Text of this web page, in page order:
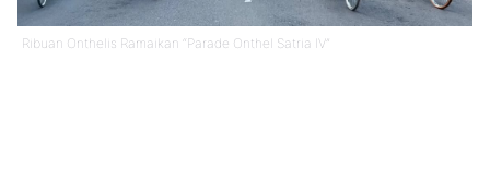
Ribuan Onthelis Ramaikan “Parade Onthel Satria IV”